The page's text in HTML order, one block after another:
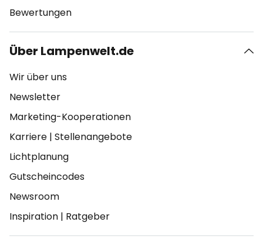
Bewertungen
Über Lampenwelt.de
Wir über uns
Newsletter
Marketing-Kooperationen
Karriere | Stellenangebote
Lichtplanung
Gutscheincodes
Newsroom
Inspiration | Ratgeber